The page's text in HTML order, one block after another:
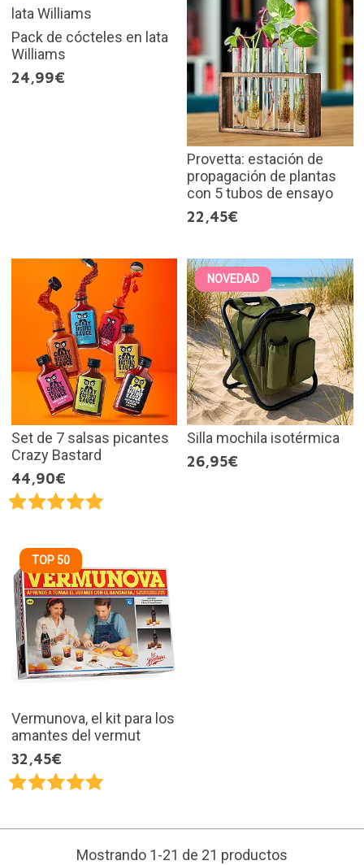
Pack de cócteles en lata
Williams
24,99€
Provetta: estación de
propagación de plantas
con 5 tubos de ensayo
22,45€
Set de 7 salsas picantes
Crazy Bastard
44,90€
NOVEDAD
Silla mochila isotérmica
26,95€
TOP 50
Vermunova, el kit para los
amantes del vermut
32,45€
Mostrando 1-21 de 21 productos